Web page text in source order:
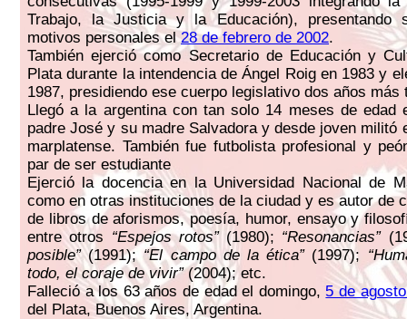
Trabajo, la Justicia y la Educación), presentando
motivos personales el28 de febrero de 2002.
También ejerció como Secretario de Educación y
Plata durante la intendencia de Ángel Roig en 1983 y
1987, presidiendo ese cuerpo legislativo dos años más
Llegó a la argentina con tan solo 14 meses de edad
padre José y su madre Salvadora y desde joven militó
marplatense. También fue futbolista profesional y
par de ser estudiante
Ejerció la docencia en la Universidad Nacional de
como en otras instituciones de la ciudad y es autor de
de libros de aforismos, poesía, humor, ensayo y
entre otros “Espejos rotos”(1980); “Resonancias”
posible”(1991);“El campo de la ética”(1997);
todo, el coraje de vivir”(2004); etc.
Falleció a los 63 años de edad el domingo, 5 de
del Plata, Buenos Aires, Argentina.